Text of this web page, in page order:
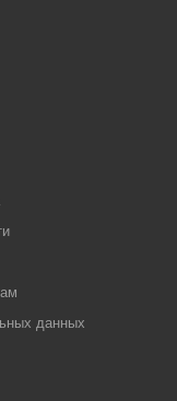
данных